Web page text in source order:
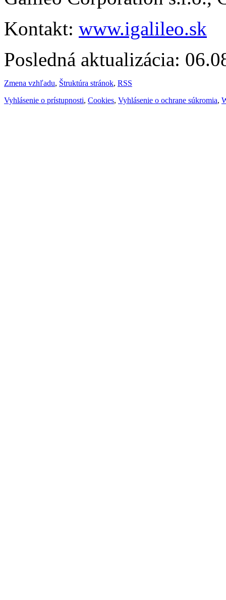
Kontakt: www.igalileo.sk
Posledná aktualizácia:
Zmena vzhľadu, Štruktúra stránok, RSS
Vyhlásenie o prístupnosti, Cookies, Vyhlásenie o ochrane súkromia,